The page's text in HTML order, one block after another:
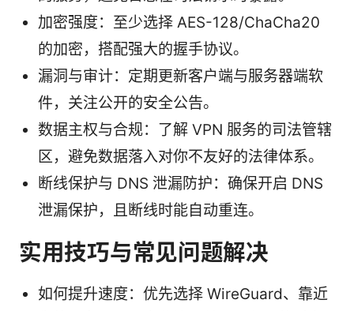
加密强度：至少选择 AES-128/ChaCha20
的加密，搭配强大的握手协议。
漏洞与审计：定期更新客户端与服务器端软
件，关注公开的安全公告。
数据主权与合规：了解 VPN 服务的司法管辖
区，避免数据落入对你不友好的法律体系。
断线保护与 DNS 泄漏防护：确保开启 DNS
泄漏保护，且断线时能自动重连。
实用技巧与常见问题解决
如何提升速度：优先选择 WireGuard、靠近